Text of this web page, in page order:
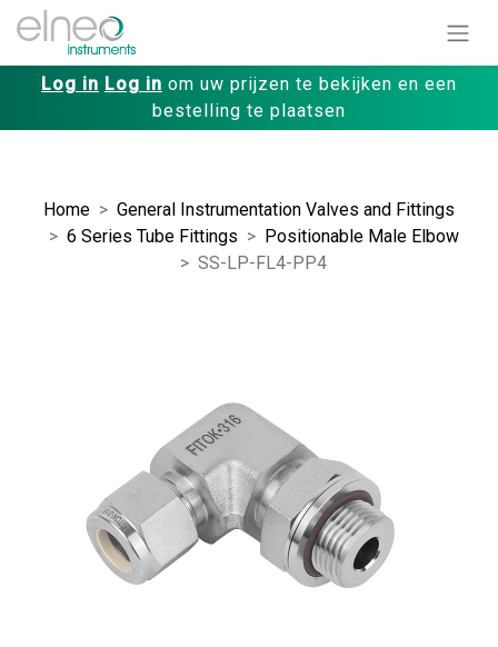
Log in Log in om uw prijzen te bekijken en een
bestelling te plaatsen
Home
General Instrumentation Valves and Fittings
6 Series Tube Fittings
Positionable Male Elbow
SS-LP-FL4-PP4